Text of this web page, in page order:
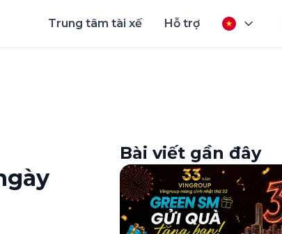
Trung tâm tài xế Hỗ trợ
Bài viết gần đây